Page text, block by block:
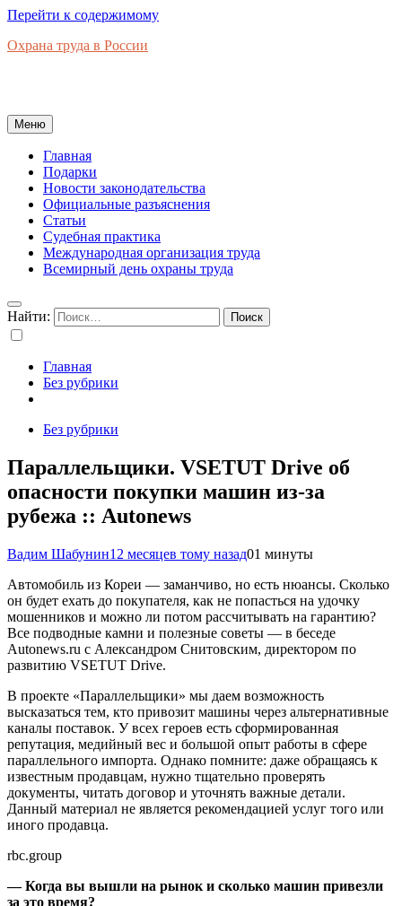
Перейти к содержимому
Охрана труда в России
Меню
Главная
Подарки
Новости законодательства
Официальные разъяснения
Статьи
Судебная практика
Международная организация труда
Всемирный день охраны труда
Найти:
Главная
Без рубрики
Без рубрики
Параллельщики. VSETUT Drive об
опасности покупки машин из-за
рубежа :: Autonews
Вадим Шабунин12 месяцев тому назад01 минуты
Автомобиль из Кореи — заманчиво, но есть нюансы. Сколько
он будет ехать до покупателя, как не попасться на удочку
мошенников и можно ли потом рассчитывать на гарантию?
Все подводные камни и полезные советы — в беседе
Autonews.ru с Александром Снитовским, директором по
развитию VSETUT Drive.
В проекте «Параллельщики» мы даем возможность
высказаться тем, кто привозит машины через альтернативные
каналы поставок. У всех героев есть сформированная
репутация, медийный вес и большой опыт работы в сфере
параллельного импорта. Однако помните: даже обращаясь к
известным продавцам, нужно тщательно проверять
документы, читать договор и уточнять важные детали.
Данный материал не является рекомендацией услуг того или
иного продавца.
rbc.group
— Когда вы вышли на рынок и сколько машин привезли
за это время?